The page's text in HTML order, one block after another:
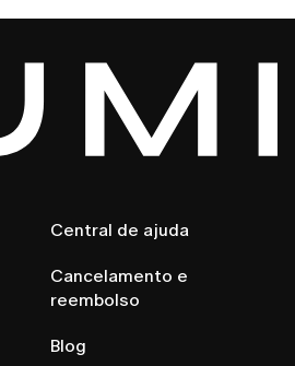
Central de ajuda
Cancelamento e
reembolso
Blog